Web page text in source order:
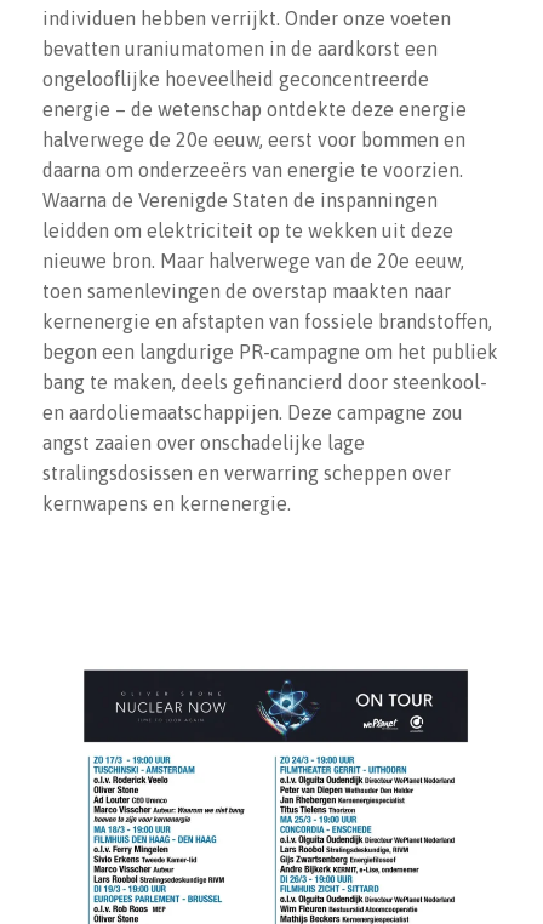
individuen hebben verrijkt. Onder onze voeten
bevatten uraniumatomen in de aardkorst een
ongelooflijke hoeveelheid geconcentreerde
energie – de wetenschap ontdekte deze energie
halverwege de 20e eeuw, eerst voor bommen en
daarna om onderzeeërs van energie te voorzien.
Waarna de Verenigde Staten de inspanningen
leidden om elektriciteit op te wekken uit deze
nieuwe bron. Maar halverwege van de 20e eeuw,
toen samenlevingen de overstap maakten naar
kernenergie en afstapten van fossiele brandstoffen,
begon een langdurige PR-campagne om het publiek
bang te maken, deels gefinancierd door steenkool-
en aardoliemaatschappijen. Deze campagne zou
angst zaaien over onschadelijke lage
stralingsdosissen en verwarring scheppen over
kernwapens en kernenergie.